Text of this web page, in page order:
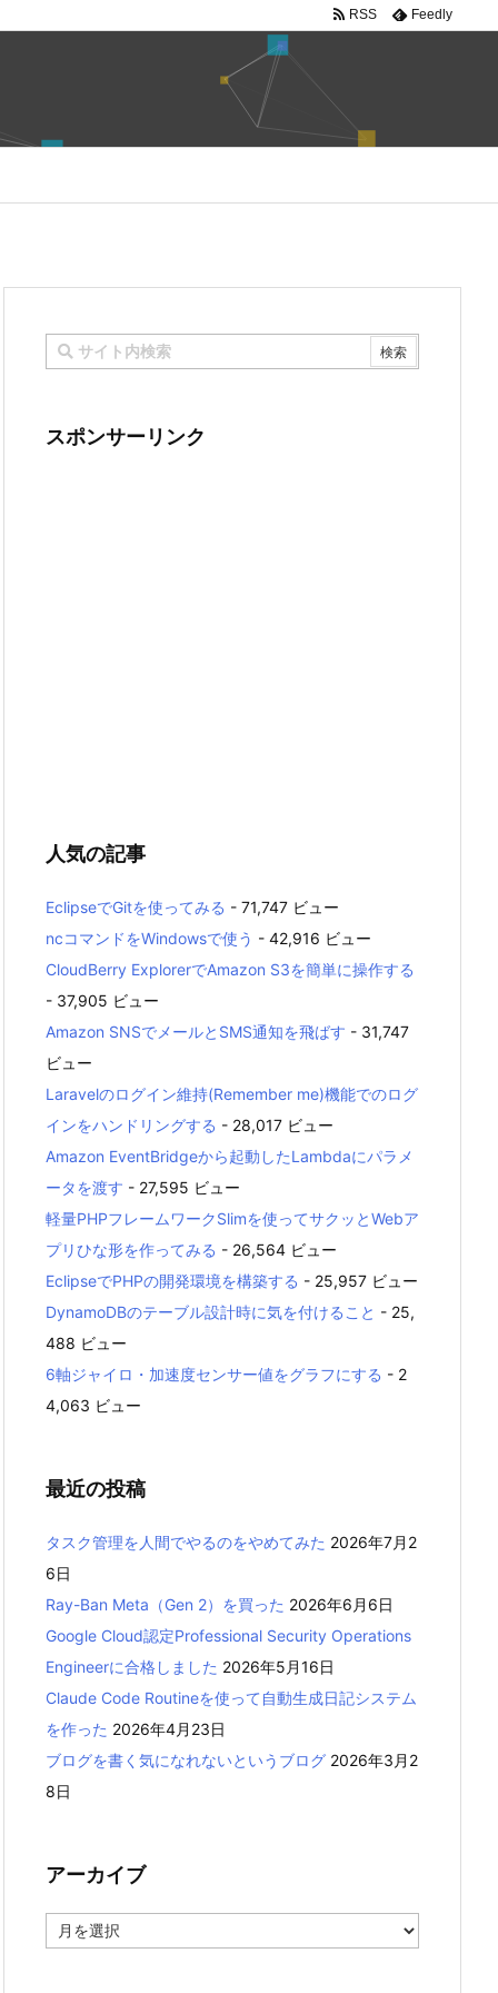
RSS Feedly
スポンサーリンク
人気の記事
EclipseでGitを使ってみる - 71,747 ビュー
ncコマンドをWindowsで使う - 42,916 ビュー
CloudBerry ExplorerでAmazon S3を簡単に操作する
- 37,905 ビュー
Amazon SNSでメールとSMS通知を飛ばす - 31,747
ビュー
Laravelのログイン維持(Remember me)機能でのログ
インをハンドリングする - 28,017 ビュー
Amazon EventBridgeから起動したLambdaにパラメ
ータを渡す - 27,595 ビュー
軽量PHPフレームワークSlimを使ってサクッとWebア
プリひな形を作ってみる - 26,564 ビュー
EclipseでPHPの開発環境を構築する - 25,957 ビュー
DynamoDBのテーブル設計時に気を付けること - 25,
488 ビュー
6軸ジャイロ・加速度センサー値をグラフにする - 2
4,063 ビュー
最近の投稿
タスク管理を人間でやるのをやめてみた 2026年7月2
6日
Ray-Ban Meta（Gen 2）を買った 2026年6月6日
Google Cloud認定Professional Security Operations
Engineerに合格しました 2026年5月16日
Claude Code Routineを使って自動生成日記システム
を作った 2026年4月23日
ブログを書く気になれないというブログ 2026年3月2
8日
アーカイブ
ー